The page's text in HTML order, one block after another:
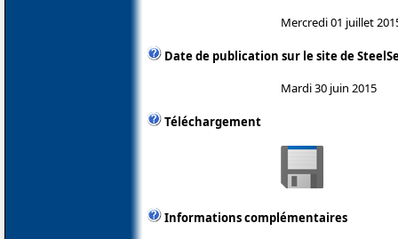
Mercredi 01 juillet
Date de publication sur le site de
Mardi 30 juin 2015
Téléchargement
Informations complémentaires